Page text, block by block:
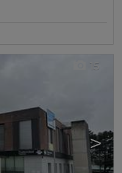
>
15